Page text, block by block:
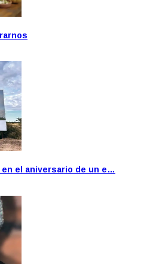
en el aniversario de un e…